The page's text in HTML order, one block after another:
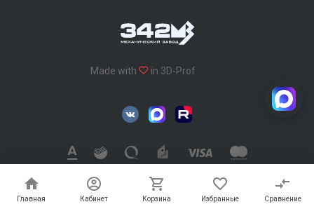
Главная Кабинет Корзина Избранные Сравнение
Главная Кабинет Корзина Избранные Сравнение
Made with in 3D-Prof
342 Механический завод © 2026, Все права защищены